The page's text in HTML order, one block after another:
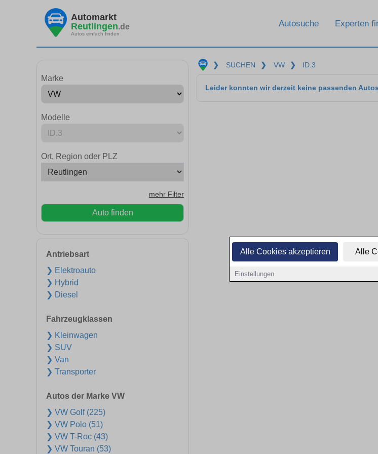
Alle Cookies akzeptieren Alle
Einstellungen
Automarkt
Reutlingen.de
Autos einfach finden
Autosuche Experten
Marke
Modelle
Ort, Region oder PLZ
mehr Filter
Auto finden
Antriebsart
❯ Elektroauto
❯ Hybrid
❯ Diesel
Fahrzeugklassen
❯ Kleinwagen
❯ SUV
❯ Van
❯ Transporter
Autos der Marke VW
❯ VW Golf (225)
❯ VW Polo (51)
❯ VW T-Roc (43)
❯ VW Touran (53)
❯ SUCHEN ❯ VW ❯ ID.3
Leider konnten wir derzeit keine passenden